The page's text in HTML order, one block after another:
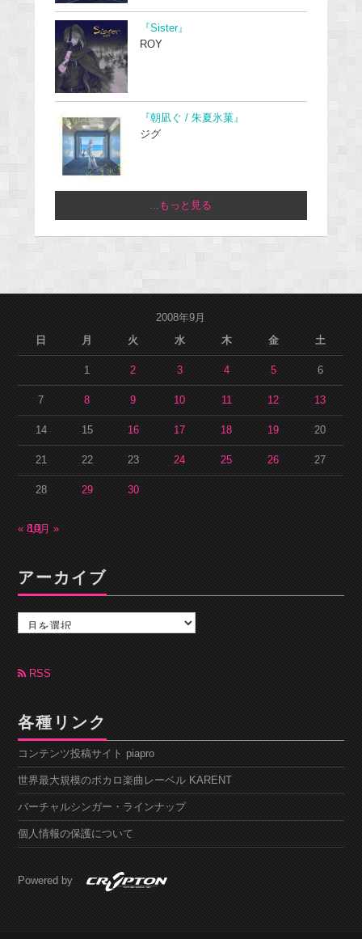
『Sister』
ROY
『朝凪ぐ / 朱夏氷菓』
ジグ
...もっと見る
2008年9月
日
月 火 水 木 金 土
1 2 3 4 5 6
7 8 9 10 11 12 13
14 15 16 17 18 19 20
21 22 23 24 25 26 27
28 29 30
« 8月
10月 »
アーカイブ
カ
ブRSS
各種リンク
コンテンツ投稿サイト piapro
世界最大規模のボカロ楽曲レーベル KARENT
バーチャルシンガー・ラインナップ
個人情報の保護について
Powered by